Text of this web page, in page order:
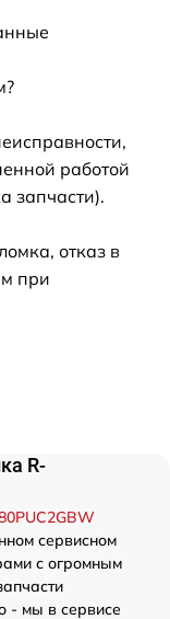
работой
запчасти).
отказ в
при
R-
сервисном
с огромным
- мы в сервисе